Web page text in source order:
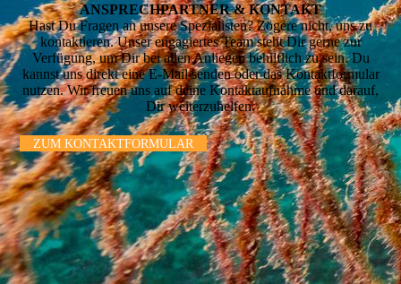
ANSPRECH­PARTNER & KONTAKT
Hast Du Fragen an unsere Spezialisten? Zögere nicht, uns zu
kontaktieren. Unser engagiertes Team steht Dir gerne zur
Verfügung, um Dir bei allen Anliegen behilflich zu sein. Du
kannst uns direkt eine E-Mail senden oder das Kontaktformular
nutzen. Wir freuen uns auf deine Kontaktaufnahme und darauf,
Dir weiterzuhelfen.
ZUM KONTAKTFORMULAR